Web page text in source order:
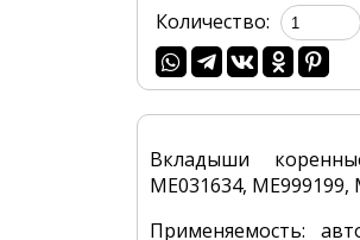
Количество:
Вкладыши
ME031634, ME999199,
Применяемость: